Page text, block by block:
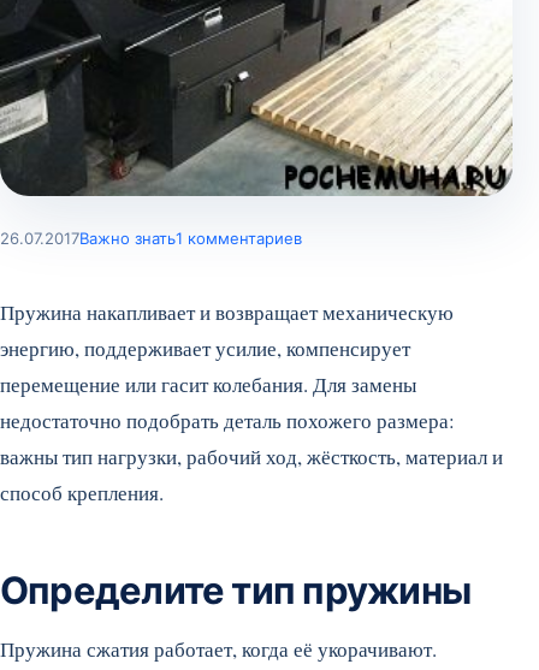
26.07.2017Важно знать1 комментариев
Пружина накапливает и возвращает механическую
энергию, поддерживает усилие, компенсирует
перемещение или гасит колебания. Для замены
недостаточно подобрать деталь похожего размера:
важны тип нагрузки, рабочий ход, жёсткость, материал и
способ крепления.
Определите тип пружины
Пружина сжатия работает, когда её укорачивают.